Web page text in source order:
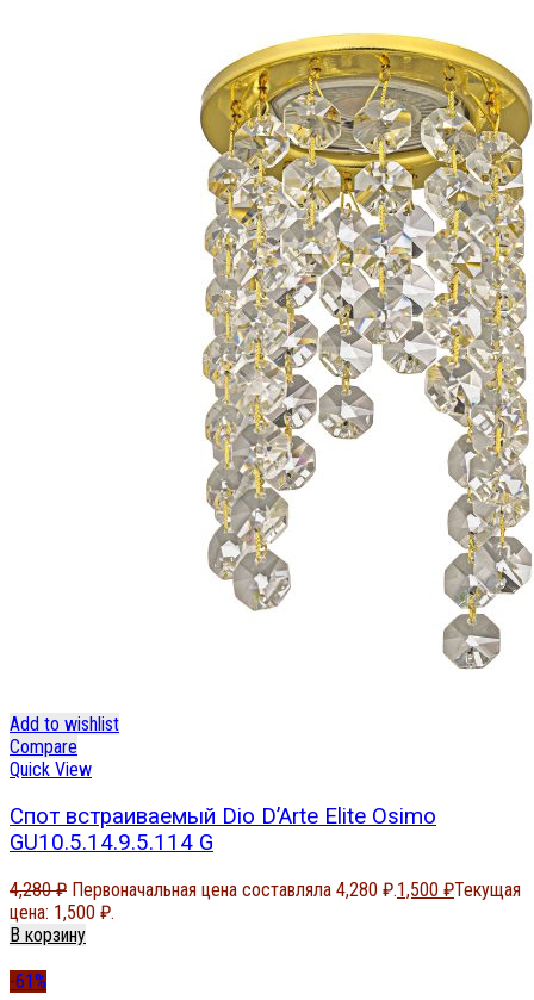
Add to wishlist
Compare
Quick View
Спот встраиваемый Dio D’Arte Elite Osimo
GU10.5.14.9.5.114 G
4,280₽ Первоначальная цена составляла 4,280 ₽.1,500 ₽Текущая
цена: 1,500 ₽.
В корзину
-61%